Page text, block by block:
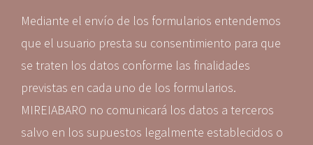
Mediante el envío de los formularios entendemos
que el usuario presta su consentimiento para que
se traten los datos conforme las finalidades
previstas en cada uno de los formularios.
MIREIABARO no comunicará los datos a terceros
salvo en los supuestos legalmente establecidos o